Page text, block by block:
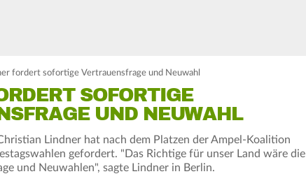
fordert sofortige Vertrauensfrage und Neuwahl
SOFORTIGE
UND NEUWAHL
Lindner hat nach dem Platzen der Ampel-Koalition
gefordert. "Das Richtige für unser Land wäre die
und Neuwahlen", sagte Lindner in Berlin.